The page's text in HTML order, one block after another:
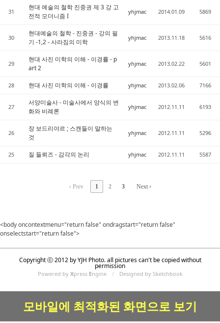
31
현대 예술의 철학 진중권 제 3 강 고
전적 모더니즘 I
yhjmac 2014.01.09 5869
30
현대예술의 철학 - 진중권 - 강의 필
기 -1,2 - 사라짐의 미학
yhjmac 2013.11.18 5616
29
현대 사진 미학의 이해 - 이경률 - p
art 2
yhjmac 2013.02.22 5601
28 현대 사진 미학의 이해 - 이경률 yhjmac 2013.02.06 7166
27
서양미술사 - 미술사에서 양식의 변
화와 비례론
yhjmac 2012.11.11 6193
26
장 보드리야르 ; 스캔들이 말하는
것
yhjmac 2012.11.11 5296
25 질 들뢰즈 - 감각의 논리 yhjmac 2012.11.11 5587
‹ Prev 1 2 3 Next ›
<body oncontextmenu="return false" ondragstart="return false"
onselectstart="return false">
Copyright ⓒ 2012 by YJH Photo. all pictures can't be copied without
permission
Powered by Xpress Engine / Designed by Sketchbook
모바일에 최적화된 화면으로 보기